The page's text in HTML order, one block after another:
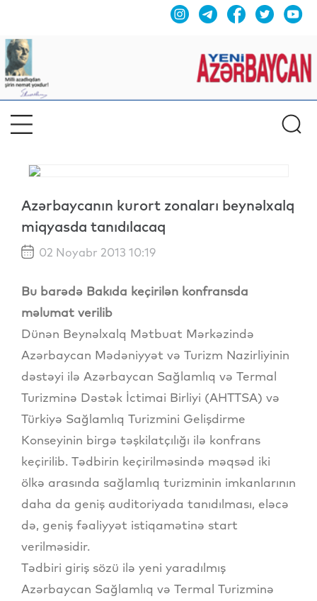
Azərbaycanın kurort zonaları beynəlxalq
miqyasda tanıdılacaq
02 Noyabr 2013 10:19
Bu barədə Bakıda keçirilən konfransda
məlumat verilib
Dünən Beynəlxalq Mətbuat Mərkəzində
Azərbaycan Mədəniyyət və Turizm Nazirliyinin
dəstəyi ilə Azərbaycan Sağlamlıq və Termal
Turizminə Dəstək İctimai Birliyi (AHTTSA) və
Türkiyə Sağlamlıq Turizmini Gelişdirme
Konseyinin birgə təşkilatçılığı ilə konfrans
keçirilib. Tədbirin keçirilməsində məqsəd iki
ölkə arasında sağlamlıq turizminin imkanlarının
daha da geniş auditoriyada tanıdılması, eləcə
də, geniş fəaliyyət istiqamətinə start
verilməsidir.
Tədbiri giriş sözü ilə yeni yaradılmış
Azərbaycan Sağlamlıq və Termal Turizminə